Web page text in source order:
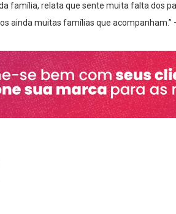
família, relata que sente muita falta dos
ainda muitas famílias que acompanham.”